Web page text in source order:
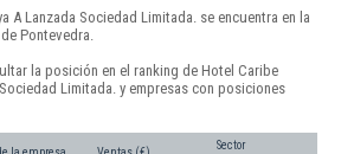
A Lanzada Sociedad Limitada. se encuentra en la
Pontevedra.
la posición en el ranking de Hotel Caribe
Limitada. y empresas con posiciones
Sector